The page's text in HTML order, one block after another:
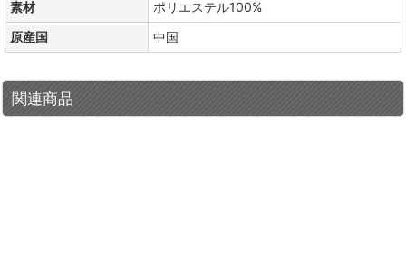
素材
ポリエステル100%
原産国
中国
関連商品